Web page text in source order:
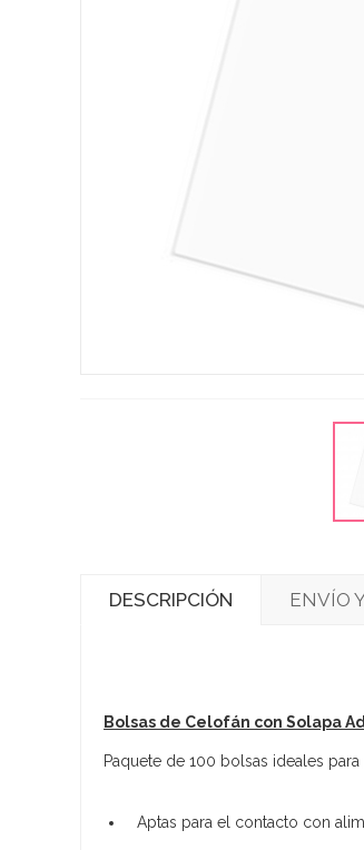
DESCRIPCIÓN ENVÍO
Bolsas de Celofán con Solapa
Paquete de 100 bolsas ideales
Aptas para el contacto con